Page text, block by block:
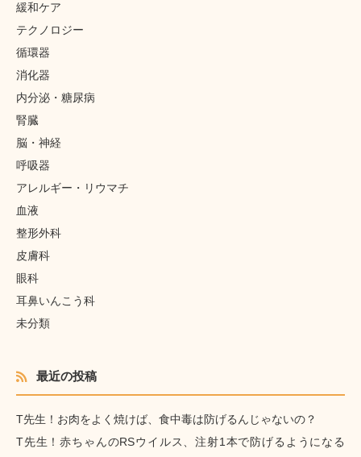
緩和ケア
テクノロジー
循環器
消化器
内分泌・糖尿病
腎臓
脳・神経
呼吸器
アレルギー・リウマチ
血液
整形外科
皮膚科
眼科
耳鼻いんこう科
未分類
最近の投稿
T先生！お肉をよく焼けば、食中毒は防げるんじゃないの？
T先生！赤ちゃんのRSウイルス、注射1本で防げるようになる